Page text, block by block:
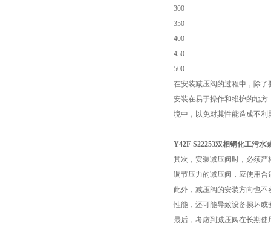
300
350
400
450
500
在安装减压阀的过程中，除
安装在易于操作和维护的地
境中，以免对其性能造成不利
Y42F-S22253双相钢化工污水
其次，安装减压阀时，必须
调节压力的减压阀，应使用
此外，减压阀的安装方向也
性能，还可能导致设备损坏或
最后，考虑到减压阀在长期